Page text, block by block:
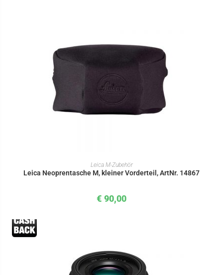
IN DEN WARENKORB
Leica M-Zubehör
Leica Neoprentasche M, kleiner Vorderteil, ArtNr. 14867
€ 90,00